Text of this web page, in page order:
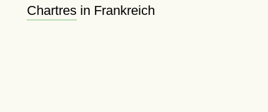
Chartresin Frankreich